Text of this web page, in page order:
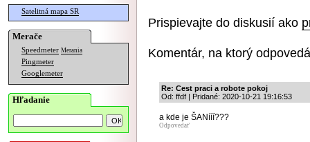
Satelitná mapa SR
Merače
Speedmeter Merania
Pingmeter
Googlemeter
Hľadanie
Prispievajte do diskusií ako
Komentár, na ktorý
Re: Cest praci a robote pokoj
Od: ffdf | Pridané: 2020-10-21 19:16:53
a kde je ŠANííí???
Odpovedať